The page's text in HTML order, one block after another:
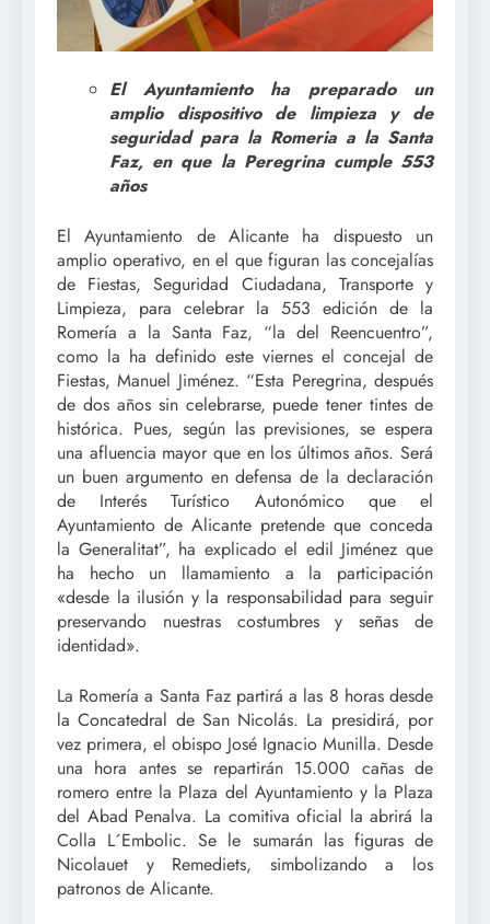
El Ayuntamiento ha preparado un
amplio dispositivo de limpieza y de
seguridad para la Romeria a la Santa
Faz, en que la Peregrina cumple 553
años
El Ayuntamiento de Alicante ha dispuesto un
amplio operativo, en el que figuran las concejalías
de Fiestas, Seguridad Ciudadana, Transporte y
Limpieza, para celebrar la 553 edición de la
Romería a la Santa Faz, “la del Reencuentro”,
como la ha definido este viernes el concejal de
Fiestas, Manuel Jiménez. “Esta Peregrina, después
de dos años sin celebrarse, puede tener tintes de
histórica. Pues, según las previsiones, se espera
una afluencia mayor que en los últimos años. Será
un buen argumento en defensa de la declaración
de Interés Turístico Autonómico que el
Ayuntamiento de Alicante pretende que conceda
la Generalitat”, ha explicado el edil Jiménez que
ha hecho un llamamiento a la participación
«desde la ilusión y la responsabilidad para seguir
preservando nuestras costumbres y señas de
identidad».
La Romería a Santa Faz partirá a las 8 horas desde
la Concatedral de San Nicolás. La presidirá, por
vez primera, el obispo José Ignacio Munilla. Desde
una hora antes se repartirán 15.000 cañas de
romero entre la Plaza del Ayuntamiento y la Plaza
del Abad Penalva. La comitiva oficial la abrirá la
Colla L´Embolic. Se le sumarán las figuras de
Nicolauet y Remediets, simbolizando a los
patronos de Alicante.